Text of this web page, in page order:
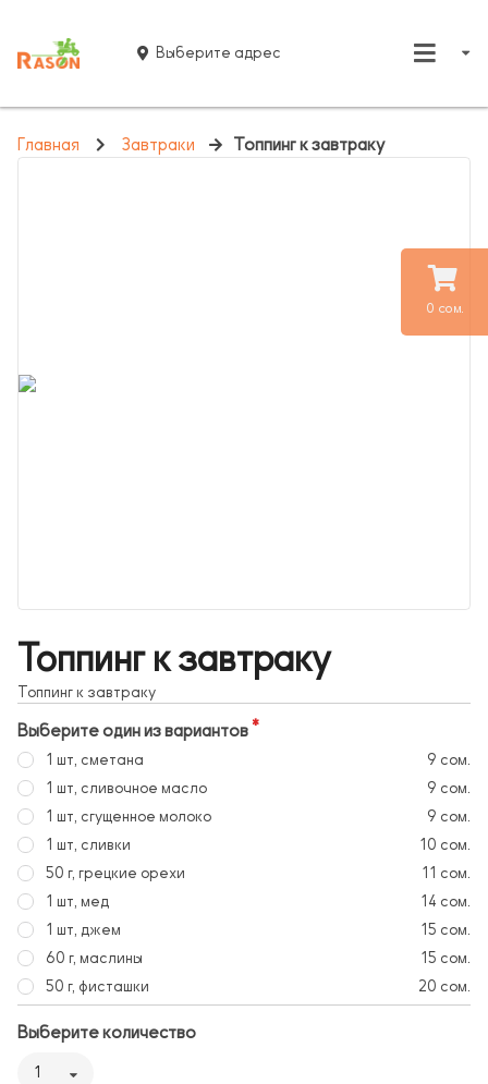
0 сом.
Выберите адрес
Главная Завтраки Топпинг к завтраку
Топпинг к завтраку
Топпинг к завтраку
Выберите один из вариантов
1 шт, сметана
9 сом.
1 шт, сливочное масло
9 сом.
1 шт, сгущенное молоко
9 сом.
1 шт, сливки
10 сом.
50 г, грецкие орехи
11 сом.
1 шт, мед
14 сом.
1 шт, джем
15 сом.
60 г, маслины
15 сом.
50 г, фисташки
20 сом.
Выберите количество
1